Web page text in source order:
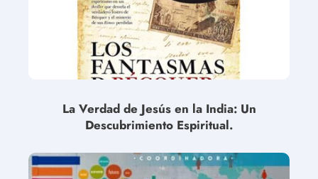
La Verdad de Jesús en la India: Un
Descubrimiento Espiritual.